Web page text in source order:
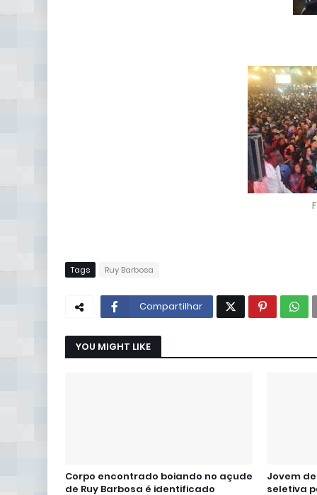
Tags Ruy Barbosa
Compartilhar
YOU MIGHT LIKE
Corpo encontrado boiando no açude
de Ruy Barbosa é identificado
Jovem
seletiva